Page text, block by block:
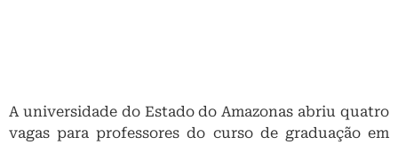
A universidade do Estado do Amazonas abriu quatro
vagas para professores do curso de graduação em